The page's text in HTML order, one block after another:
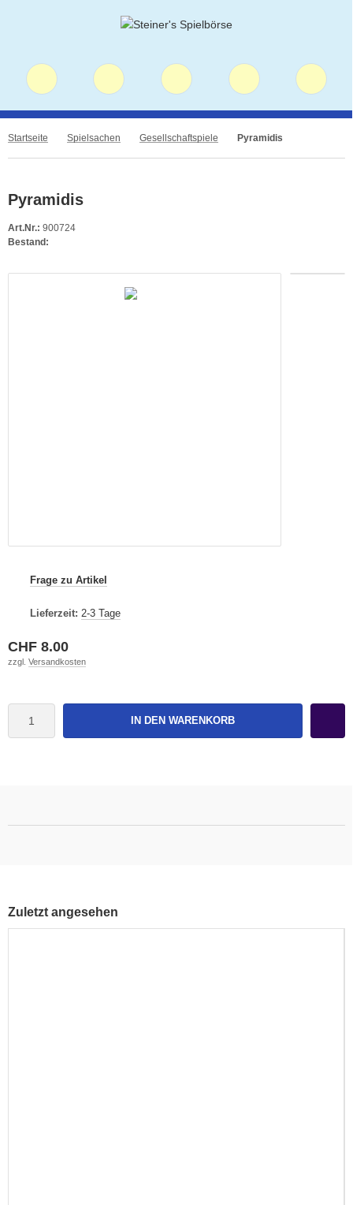
Startseite Spielsachen Gesellschaftspiele Pyramidis
Pyramidis
Art.Nr.: 900724
Bestand:
Frage zu Artikel
Lieferzeit: 2-3 Tage
CHF 8.00
zzgl. Versandkosten
IN DEN WARENKORB
Zuletzt angesehen